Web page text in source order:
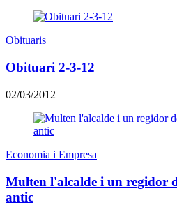
Obituaris
Obituari 2-3-12
02/03/2012
Economia i Empresa
Multen l'alcalde i un regidor
antic